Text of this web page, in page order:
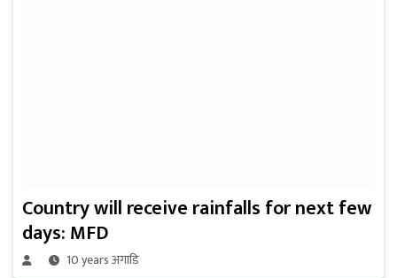
Country will receive rainfalls for next few
days: MFD
10 years अगाडि